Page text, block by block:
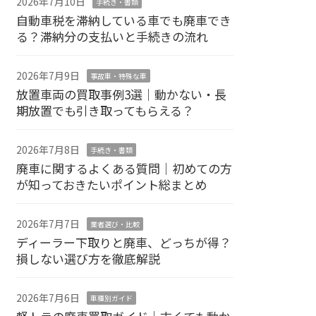
自動車税を滞納している車でも廃車でき
る？滞納分の支払いと手続きの流れ
2026年7月9日 事故車・特殊な車
放置車両の買取事例3選｜動かない・長
期放置でも引き取ってもらえる？
2026年7月8日 手続き・書類
廃車に関するよくある質問｜初めての方
が知っておきたいポイント総まとめ
2026年7月7日 業者選び・比較
ディーラー下取りと廃車、どっちが得？
損しない選び方を徹底解説
2026年7月6日 車種別ガイド